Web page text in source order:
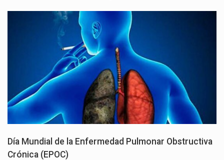
Día Mundial de la Enfermedad Pulmonar Obstructiva
Crónica (EPOC)